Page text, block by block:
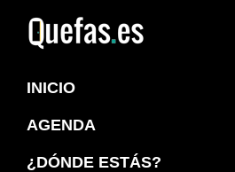
navegación
principal
principal
INICIO
AGENDA
¿DÓNDE ESTÁS?